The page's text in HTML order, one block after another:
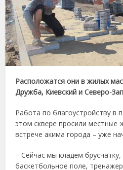
Расположатся они в жилых
Дружба, Киевский и Северо-
Работа по благоустройству в
этом сквере просили местные
встрече акима города – уже
– Сейчас мы кладем
баскетбольное поле,